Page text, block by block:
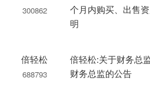
300862
个月内购买、出售
明
倍轻松
688793
倍轻松:关于财务总
财务总监的公告